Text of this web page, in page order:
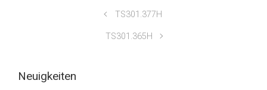
TS301.377H
TS301.365H
Neuigkeiten